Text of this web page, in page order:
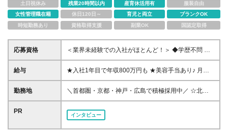
土日祝休み
残業20時間以内 産育休活用有
服装自由
女性管理職在籍
休日120日～ 育児と両立
ブランクOK
時短勤務あり
資格取得支援 副業OK 国認定取得
応募資格
＜業界未経験での入社がほとんど！＞ ◆学歴不問 ◆
営業や接客などで数字を追う経験をしたことがある方
◆成果が見えることにやりがいを感じる方 ☆当社で
はなく、相互をよく理解するための「面談」を行って
います。 不安な点があれば何でも質問してください♪
給与
★入社1年目で年収800万円も ★美容手当あり♪ 月給
35万円～50万円＋インセンティブ＋その他手当 〈イ
ンセンティブについて〉 個人の売り上げによってイ
ます。 提案しやすく、収入につながりやすい仕組み
勤務地
＼首都圏・京都・神戸・広島で積極採用中／ ☆北海
道から福岡まで、希望を考慮した配属 ☆引っ越しを
伴う転勤なし 全国にあるディオクリニック各院での
勤務です。 ………… ＜ディオクリニック＞ ※エリア
採用のため、各院いずれかへの配属となります。 ・
PR
インタビュー